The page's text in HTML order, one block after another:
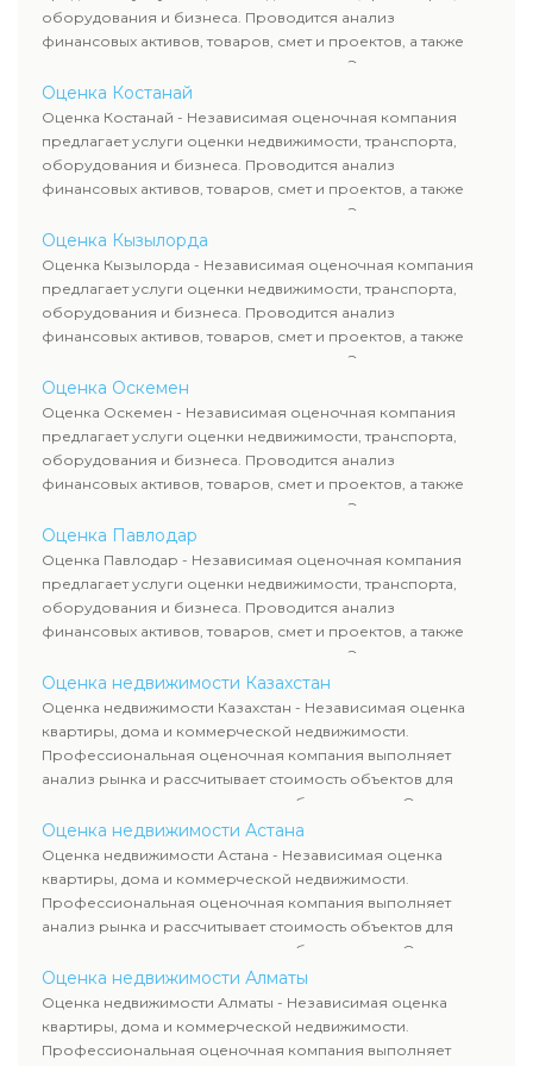
сделок, кредитования и судебных процессов.
оборудования и бизнеса. Проводится анализ
финансовых активов, товаров, смет и проектов, а также
оценка животных и недропользования. Эксперты
определяют рыночную стоимость имущества и
рассчитывают ущерб. Все отчеты соответствуют
требованиям законодательства и используются для
сделок, кредитования и судебных процессов.
Оценка Костанай
Оценка Костанай - Независимая оценочная компания
предлагает услуги оценки недвижимости, транспорта,
оборудования и бизнеса. Проводится анализ
финансовых активов, товаров, смет и проектов, а также
оценка животных и недропользования. Эксперты
определяют рыночную стоимость имущества и
рассчитывают ущерб. Все отчеты соответствуют
требованиям законодательства и используются для
сделок, кредитования и судебных процессов.
Оценка Кызылорда
Оценка Кызылорда - Независимая оценочная компания
предлагает услуги оценки недвижимости, транспорта,
оборудования и бизнеса. Проводится анализ
финансовых активов, товаров, смет и проектов, а также
оценка животных и недропользования. Эксперты
определяют рыночную стоимость имущества и
рассчитывают ущерб. Все отчеты соответствуют
требованиям законодательства и используются для
сделок, кредитования и судебных процессов.
Оценка Оскемен
Оценка Оскемен - Независимая оценочная компания
предлагает услуги оценки недвижимости, транспорта,
оборудования и бизнеса. Проводится анализ
финансовых активов, товаров, смет и проектов, а также
оценка животных и недропользования. Эксперты
определяют рыночную стоимость имущества и
рассчитывают ущерб. Все отчеты соответствуют
требованиям законодательства и используются для
сделок, кредитования и судебных процессов.
Оценка Павлодар
Оценка Павлодар - Независимая оценочная компания
предлагает услуги оценки недвижимости, транспорта,
оборудования и бизнеса. Проводится анализ
финансовых активов, товаров, смет и проектов, а также
оценка животных и недропользования. Эксперты
определяют рыночную стоимость имущества и
рассчитывают ущерб. Все отчеты соответствуют
требованиям законодательства и используются для
сделок, кредитования и судебных процессов.
Оценка недвижимости Казахстан
Оценка недвижимости Казахстан - Независимая оценка
квартиры, дома и коммерческой недвижимости.
Профессиональная оценочная компания выполняет
анализ рынка и рассчитывает стоимость объектов для
продажи, ипотеки, аренды и судебных споров. Оценка
недвижимости включает современные методы и
гарантирует объективные результаты. Отчеты
используются для банков, судов и страховых компаний по
всему Казахстану.
Оценка недвижимости Астана
Оценка недвижимости Астана - Независимая оценка
квартиры, дома и коммерческой недвижимости.
Профессиональная оценочная компания выполняет
анализ рынка и рассчитывает стоимость объектов для
продажи, ипотеки, аренды и судебных споров. Оценка
недвижимости включает современные методы и
гарантирует объективные результаты. Отчеты
используются для банков, судов и страховых компаний по
всему Казахстану.
Оценка недвижимости Алматы
Оценка недвижимости Алматы - Независимая оценка
квартиры, дома и коммерческой недвижимости.
Профессиональная оценочная компания выполняет